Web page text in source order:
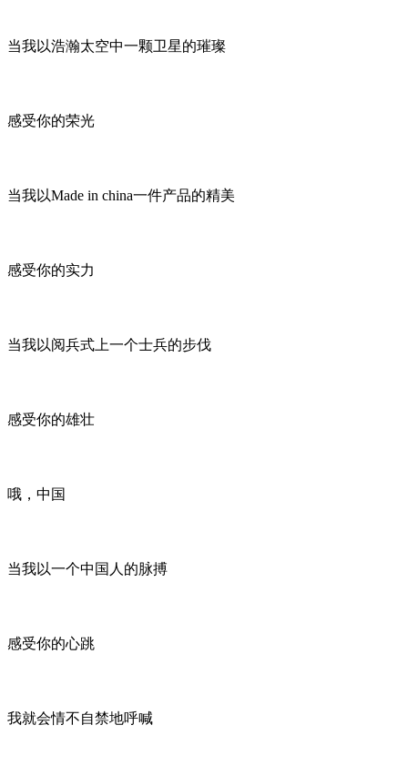
当我以浩瀚太空中一颗卫星的璀璨
感受你的荣光
当我以Made in china一件产品的精美
感受你的实力
当我以阅兵式上一个士兵的步伐
感受你的雄壮
哦，中国
当我以一个中国人的脉搏
感受你的心跳
我就会情不自禁地呼喊